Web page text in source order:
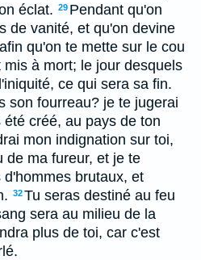
éclat. 29 Pendant qu'on
de vanité, et qu'on devine
qu'on te mette sur le cou
à mort; le jour desquels
ce qui sera sa fin.
son fourreau? je te jugerai
créé, au pays de ton
mon indignation sur toi,
de ma fureur, et je te
d'hommes brutaux, et
32Tu seras destiné au feu
sera au milieu de la
plus de toi, car c'est